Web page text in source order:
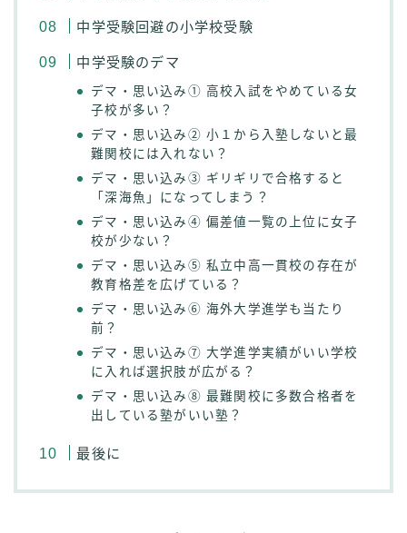
中学受験回避の小学校受験
中学受験のデマ
デマ・思い込み① 高校入試をやめている女
子校が多い？
デマ・思い込み② 小１から入塾しないと最
難関校には入れない？
デマ・思い込み③ ギリギリで合格すると
「深海魚」になってしまう？
デマ・思い込み④ 偏差値一覧の上位に女子
校が少ない？
デマ・思い込み⑤ 私立中高一貫校の存在が
教育格差を広げている？
デマ・思い込み⑥ 海外大学進学も当たり
前？
デマ・思い込み⑦ 大学進学実績がいい学校
に入れば選択肢が広がる？
デマ・思い込み⑧ 最難関校に多数合格者を
出している塾がいい塾？
最後に